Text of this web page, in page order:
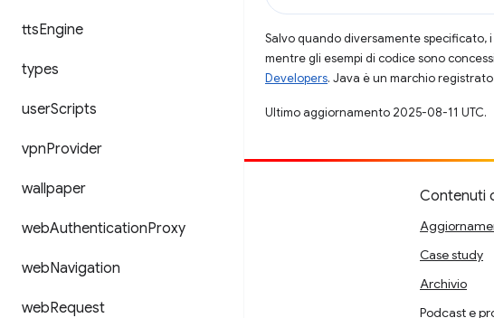
ttsEngine
types
userScripts
vpnProvider
wallpaper
webAuthenticationProxy
webNavigation
webRequest
Salvo quando diversamente specificato,
mentre gli esempi di codice sono
Developers. Java è un marchio
Ultimo aggiornamento 2025-08-11 UTC.
Contribuisci
Segnala un bug
Contenuti
Case study
Archivio
Podcast e